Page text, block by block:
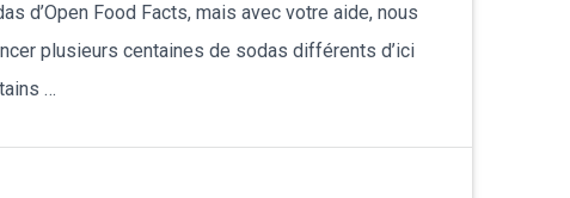
d’Open Food Facts, mais avec votre aide, nous
plusieurs centaines de sodas différents d’ici
…